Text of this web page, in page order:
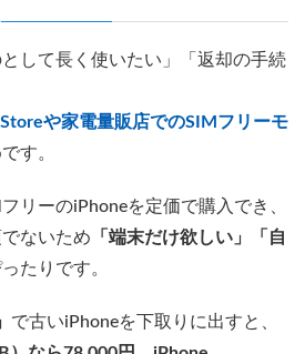
として長く使いたい」「返却の手続
や家電量販店でのSIMフリーモ
す。
リーのiPhoneを定価で購入でき、
ないため 「端末だけ欲しい」「自
たりです。
で古いiPhoneを下取りに出すと、